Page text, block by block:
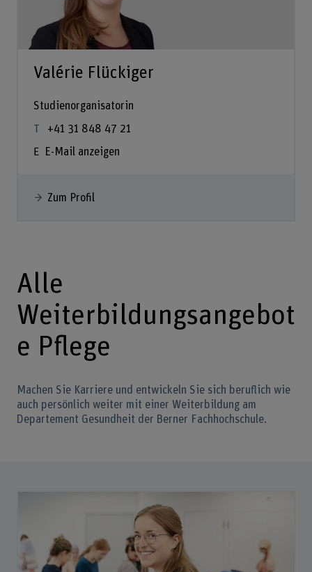
Valérie Flückiger
Studienorganisatorin
+41 31 848 47 21
E-Mail anzeigen
Zum Profil
Alle
Weiterbildungsangebot
e Pflege
Machen Sie Karriere und entwickeln Sie sich beruflich wie
auch persönlich weiter mit einer Weiterbildung am
Departement Gesundheit der Berner Fachhochschule.